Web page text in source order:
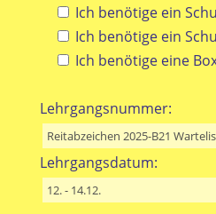
Ich benötige ein
Ich benötige ein
Ich benötige eine
Lehrgangsnummer:
Lehrgangsdatum: